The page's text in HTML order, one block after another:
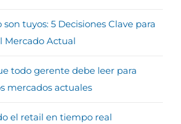
tuyos: 5 Decisiones Clave para
Mercado Actual
todo gerente debe leer para
mercados actuales
el retail en tiempo real